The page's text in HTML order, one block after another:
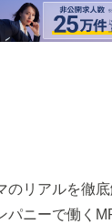
のリアルを徹
パニーで働く